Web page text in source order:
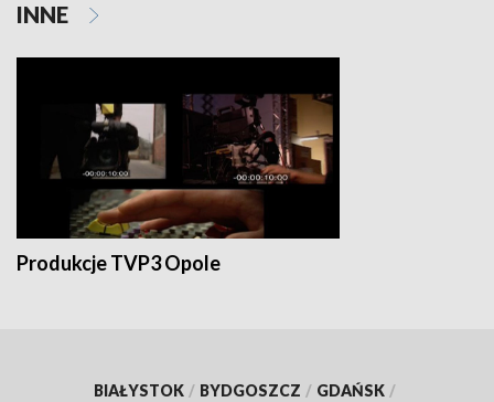
INNE
Produkcje TVP3 Opole
BIAŁYSTOK / BYDGOSZCZ / GDAŃSK /